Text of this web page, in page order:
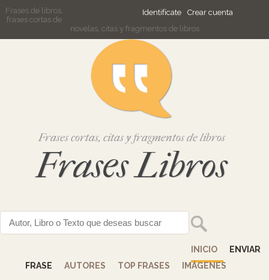
Identifícate Crear cuenta
Frases de libros,
frases cortas de
novelas, citas y fragmentos de libros
Frases cortas, citas y fragmentos de libros
Frases Libros
INICIO
ENVIAR
FRASE
AUTORES TOP FRASES IMÁGENES